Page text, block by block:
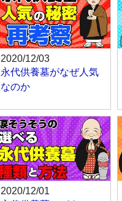
2020/12/03
永代供養墓がなぜ人気
なのか
2020/12/01